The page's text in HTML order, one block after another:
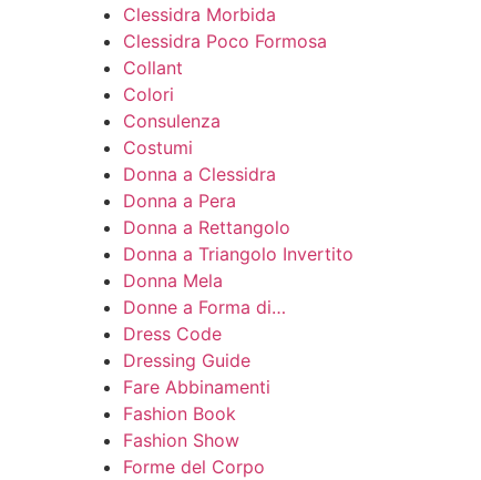
Clessidra Morbida
Clessidra Poco Formosa
Collant
Colori
Consulenza
Costumi
Donna a Clessidra
Donna a Pera
Donna a Rettangolo
Donna a Triangolo Invertito
Donna Mela
Donne a Forma di…
Dress Code
Dressing Guide
Fare Abbinamenti
Fashion Book
Fashion Show
Forme del Corpo